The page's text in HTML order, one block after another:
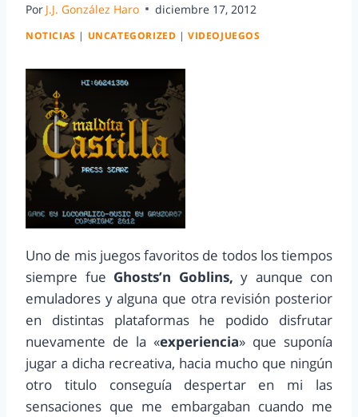
Por J.J. González Haro diciembre 17, 2012
NOTICIAS | UNCATEGORIZED |VIDEOJUEGOS
Uno de mis juegos favoritos de todos los tiempos
siempre fue Ghosts’n Goblins, y aunque con
emuladores y alguna que otra revisión posterior
en distintas plataformas he podido disfrutar
nuevamente de la «experiencia» que suponía
jugar a dicha recreativa, hacia mucho que ningún
otro titulo conseguía despertar en mi las
sensaciones que me embargaban cuando me